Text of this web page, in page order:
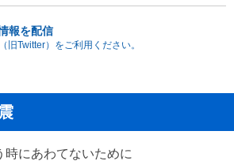
報を配信
旧Twitter）をご利用ください。
時にあわてないために